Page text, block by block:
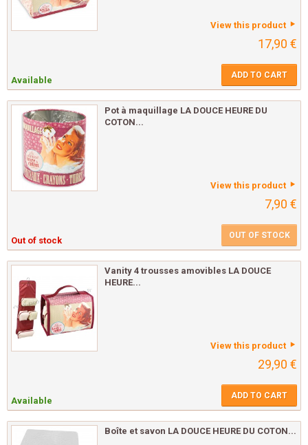
View this product
17,90 €
Available ADD TO CART
Pot à maquillage LA DOUCE HEURE DU
COTON...
View this product
7,90 €
Out of stock OUT OF STOCK
Vanity 4 trousses amovibles LA DOUCE
HEURE...
View this product
29,90 €
Available ADD TO CART
Boîte et savon LA DOUCE HEURE DU COTON...